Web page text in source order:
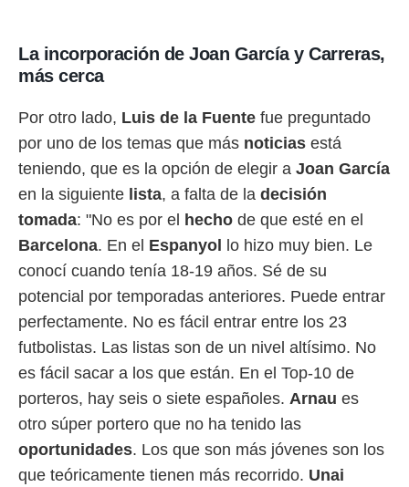
La incorporación de Joan García y Carreras,
más cerca
Por otro lado, Luis de la Fuente fue preguntado
por uno de los temas que más noticias está
teniendo, que es la opción de elegir a Joan García
en la siguiente lista, a falta de la decisión
tomada: "No es por el hecho de que esté en el
Barcelona. En el Espanyol
lo hizo muy bien. Le
conocí cuando tenía 18-19 años. Sé de su
potencial por temporadas anteriores. Puede entrar
perfectamente. No es fácil entrar entre los 23
futbolistas. Las listas son de un nivel altísimo. No
es fácil sacar a los que están. En el Top-10 de
porteros, hay seis o siete españoles. Arnau es
otro súper portero que no ha tenido las
oportunidades. Los que son más jóvenes son los
que teóricamente tienen más recorrido. Unai